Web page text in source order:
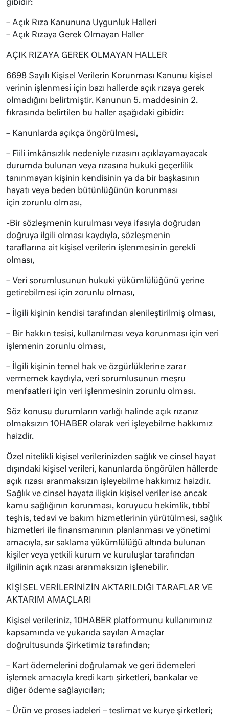
gibidir:
– Açık Rıza Kanununa Uygunluk Halleri
– Açık Rızaya Gerek Olmayan Haller
AÇIK RIZAYA GEREK OLMAYAN HALLER
6698 Sayılı Kişisel Verilerin Korunması Kanunu kişisel
verinin işlenmesi için bazı hallerde açık rızaya gerek
olmadığını belirtmiştir. Kanunun 5. maddesinin 2.
fıkrasında belirtilen bu haller aşağıdaki gibidir:
– Kanunlarda açıkça öngörülmesi,
– Fiili imkânsızlık nedeniyle rızasını açıklayamayacak
durumda bulunan veya rızasına hukuki geçerlilik
tanınmayan kişinin kendisinin ya da bir başkasının
hayatı veya beden bütünlüğünün korunması
için zorunlu olması,
-Bir sözleşmenin kurulması veya ifasıyla doğrudan
doğruya ilgili olması kaydıyla, sözleşmenin
taraflarına ait kişisel verilerin işlenmesinin gerekli
olması,
– Veri sorumlusunun hukuki yükümlülüğünü yerine
getirebilmesi için zorunlu olması,
– İlgili kişinin kendisi tarafından alenileştirilmiş olması,
– Bir hakkın tesisi, kullanılması veya korunması için veri
işlemenin zorunlu olması,
– İlgili kişinin temel hak ve özgürlüklerine zarar
vermemek kaydıyla, veri sorumlusunun meşru
menfaatleri için veri işlenmesinin zorunlu olması.
Söz konusu durumların varlığı halinde açık rızanız
olmaksızın 10HABER olarak veri işleyebilme hakkımız
haizdir.
Özel nitelikli kişisel verilerinizden sağlık ve cinsel hayat
dışındaki kişisel verileri, kanunlarda öngörülen hâllerde
açık rızası aranmaksızın işleyebilme hakkımız haizdir.
Sağlık ve cinsel hayata ilişkin kişisel veriler ise ancak
kamu sağlığının korunması, koruyucu hekimlik, tıbbî
teşhis, tedavi ve bakım hizmetlerinin yürütülmesi, sağlık
hizmetleri ile finansmanının planlanması ve yönetimi
amacıyla, sır saklama yükümlülüğü altında bulunan
kişiler veya yetkili kurum ve kuruluşlar tarafından
ilgilinin açık rızası aranmaksızın işlenebilir.
KİŞİSEL VERİLERİNİZİN AKTARILDIĞI TARAFLAR VE
AKTARIM AMAÇLARI
Kişisel verileriniz, 10HABER platformunu kullanımınız
kapsamında ve yukarıda sayılan Amaçlar
doğrultusunda Şirketimiz tarafından;
– Kart ödemelerini doğrulamak ve geri ödemeleri
işlemek amacıyla kredi kartı şirketleri, bankalar ve
diğer ödeme sağlayıcıları;
– Ürün ve proses iadeleri – teslimat ve kurye şirketleri;